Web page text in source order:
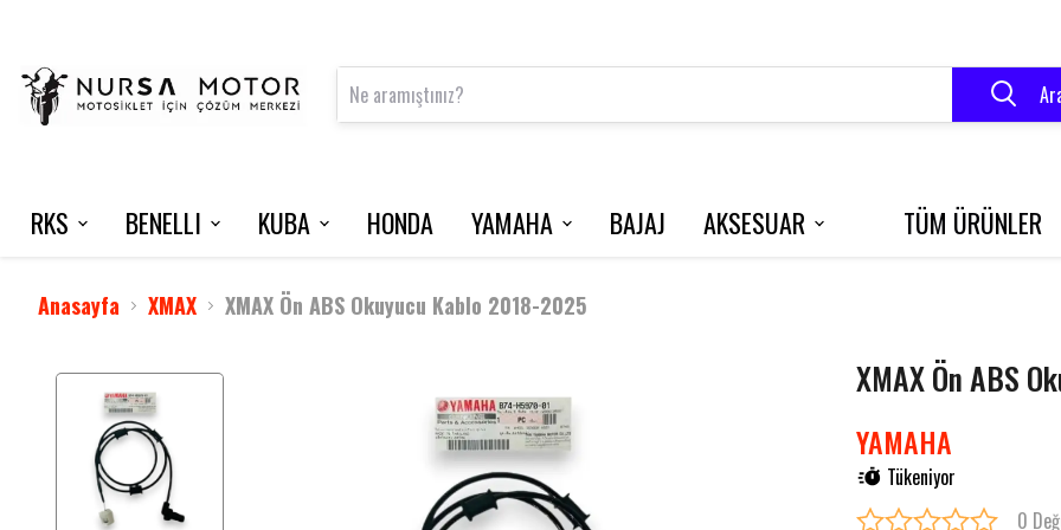
RKS
FRECCIA 150 VRS 125 VELOCE 150
M502 N GRACE 202
BLADE 350
BENELLI KUBA
VN50 PRO BLUEBERRY
HONDA YAMAHA
NMAX 125 / 2015-2020
BAJAJ AKSESUAR
INTERCOM
TÜM ÜRÜNLER
Anasayfa XMAX XMAX Ön ABS Okuyucu Kablo 2018-2025
XMAX Ön ABS
YAMAHA
Tükeniyor
0